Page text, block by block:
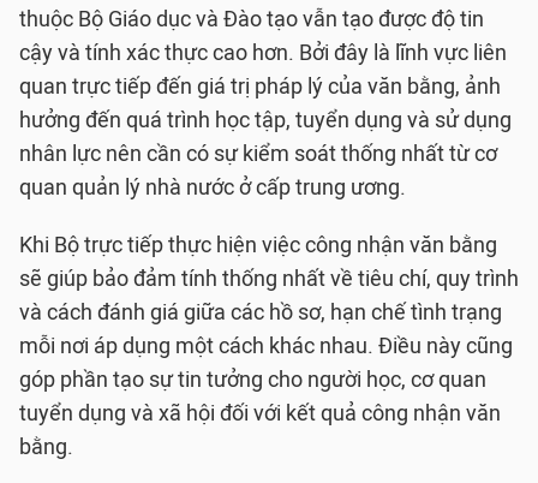
thuộc Bộ Giáo dục và Đào tạo vẫn tạo được độ tin
cậy và tính xác thực cao hơn. Bởi đây là lĩnh vực liên
quan trực tiếp đến giá trị pháp lý của văn bằng, ảnh
hưởng đến quá trình học tập, tuyển dụng và sử dụng
nhân lực nên cần có sự kiểm soát thống nhất từ cơ
quan quản lý nhà nước ở cấp trung ương.
Khi Bộ trực tiếp thực hiện việc công nhận văn bằng
sẽ giúp bảo đảm tính thống nhất về tiêu chí, quy trình
và cách đánh giá giữa các hồ sơ, hạn chế tình trạng
mỗi nơi áp dụng một cách khác nhau. Điều này cũng
góp phần tạo sự tin tưởng cho người học, cơ quan
tuyển dụng và xã hội đối với kết quả công nhận văn
bằng.